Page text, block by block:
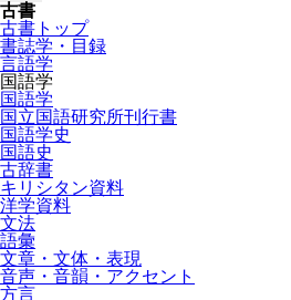
古書
古書トップ
書誌学・目録
言語学
国語学
国語学
国立国語研究所刊行書
国語学史
国語史
古辞書
キリシタン資料
洋学資料
文法
語彙
文章・文体・表現
音声・音韻・アクセント
方言